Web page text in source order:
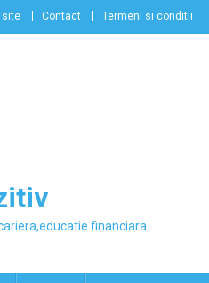
site Contact Termeni si conditii
financiara